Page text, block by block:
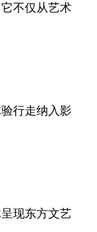
不仅从艺术
行走纳入影
现东方文艺